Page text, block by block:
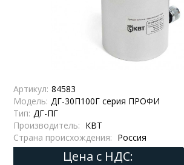
Артикул: 84583
Модель: ДГ-30П100Г серия ПРОФИ
Тип: ДГ-ПГ
Производитель: КВТ
Страна происхождения: Россия
Цена с НДС: